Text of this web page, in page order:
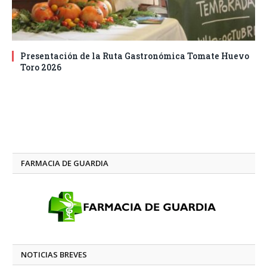
Presentación de la Ruta Gastronómica Tomate Huevo
Toro 2026
FARMACIA DE GUARDIA
NOTICIAS BREVES